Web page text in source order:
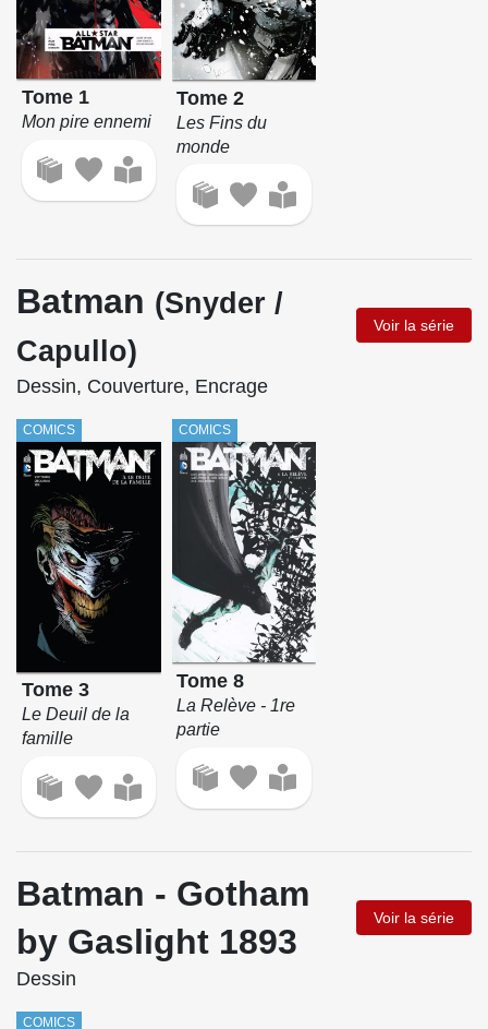
Tome 1
Mon pire ennemi
Tome 2
Les Fins du
monde
Batman (Snyder /
Capullo)
Voir la série
Dessin, Couverture, Encrage
COMICS
Tome 3
Le Deuil de la
famille
COMICS
Tome 8
La Relève - 1re
partie
Batman - Gotham
by Gaslight 1893
Voir la série
Dessin
COMICS